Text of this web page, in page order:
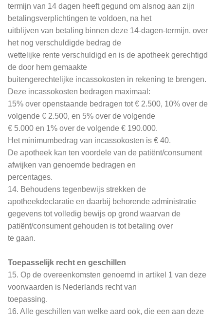
termijn van 14 dagen heeft gegund om alsnog aan zijn
betalingsverplichtingen te voldoen, na het
uitblijven van betaling binnen deze 14-dagen-termijn, over
het nog verschuldigde bedrag de
wettelijke rente verschuldigd en is de apotheek gerechtigd
de door hem gemaakte
buitengerechtelijke incassokosten in rekening te brengen.
Deze incassokosten bedragen maximaal:
15% over openstaande bedragen tot € 2.500, 10% over de
volgende € 2.500, en 5% over de volgende
€ 5.000 en 1% over de volgende € 190.000.
Het minimumbedrag van incassokosten is € 40.
De apotheek kan ten voordele van de patiënt/consument
afwijken van genoemde bedragen en
percentages.
14. Behoudens tegenbewijs strekken de
apotheekdeclaratie en daarbij behorende administratie
gegevens tot volledig bewijs op grond waarvan de
patiënt/consument gehouden is tot betaling over
te gaan.
Toepasselijk recht en geschillen
15. Op de overeenkomsten genoemd in artikel 1 van deze
voorwaarden is Nederlands recht van
toepassing.
16. Alle geschillen van welke aard ook, die een aan deze